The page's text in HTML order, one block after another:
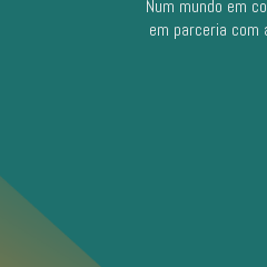
Num mundo em
em parceria com